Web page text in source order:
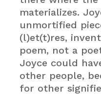
materializes.
unmortified
(l)et(t)res,
poem, not a
Joyce could
other people,
for other